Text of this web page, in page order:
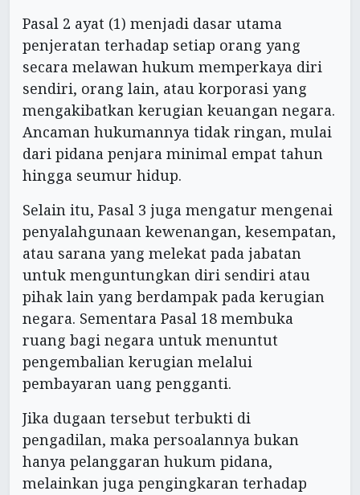
Pasal 2 ayat (1) menjadi dasar utama
penjeratan terhadap setiap orang yang
secara melawan hukum memperkaya diri
sendiri, orang lain, atau korporasi yang
mengakibatkan kerugian keuangan negara.
Ancaman hukumannya tidak ringan, mulai
dari pidana penjara minimal empat tahun
hingga seumur hidup.
Selain itu, Pasal 3 juga mengatur mengenai
penyalahgunaan kewenangan, kesempatan,
atau sarana yang melekat pada jabatan
untuk menguntungkan diri sendiri atau
pihak lain yang berdampak pada kerugian
negara. Sementara Pasal 18 membuka
ruang bagi negara untuk menuntut
pengembalian kerugian melalui
pembayaran uang pengganti.
Jika dugaan tersebut terbukti di
pengadilan, maka persoalannya bukan
hanya pelanggaran hukum pidana,
melainkan juga pengingkaran terhadap